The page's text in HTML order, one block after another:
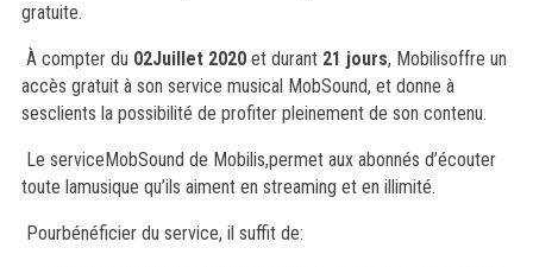
gratuite.
À compter du 02Juillet 2020et durant 21 jours, Mobilisoffre un
accès gratuit à son service musical MobSound, et donne à
sesclients la possibilité de profiter pleinement de son contenu.
Le serviceMobSound de Mobilis,permet aux abonnés d’écouter
toute lamusique qu’ils aiment en streaming et en illimité.
Pourbénéficier du service, il suffit de: